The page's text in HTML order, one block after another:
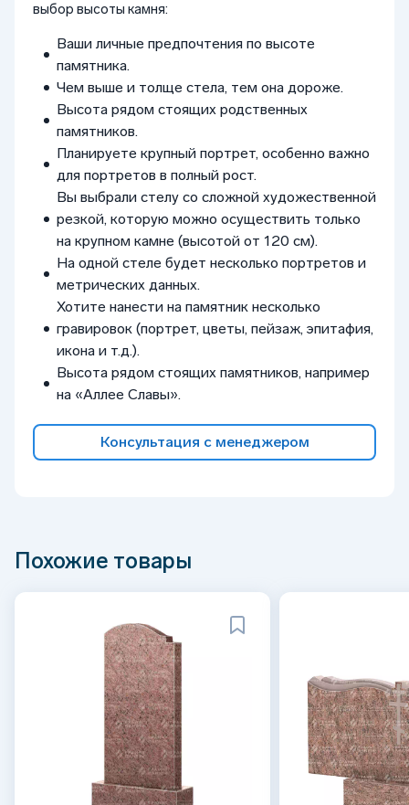
выбор высоты камня:
Ваши личные предпочтения по высоте
памятника.
Чем выше и толще стела, тем она дороже.
Высота рядом стоящих родственных
памятников.
Планируете крупный портрет, особенно важно
для портретов в полный рост.
Вы выбрали стелу со сложной художественной
резкой, которую можно осуществить только
на крупном камне (высотой от 120 см).
На одной стеле будет несколько портретов и
метрических данных.
Хотите нанести на памятник несколько
гравировок (портрет, цветы, пейзаж, эпитафия,
икона и т.д.).
Высота рядом стоящих памятников, например
на «Аллее Славы».
Консультация с менеджером
Похожие товары